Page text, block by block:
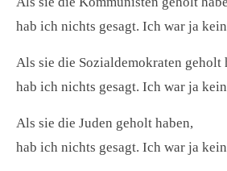
hab ich nichts gesagt. Ich war ja
Als sie die Sozialdemokraten geholt
hab ich nichts gesagt. Ich war ja
Als sie die Juden geholt haben,
hab ich nichts gesagt. Ich war ja